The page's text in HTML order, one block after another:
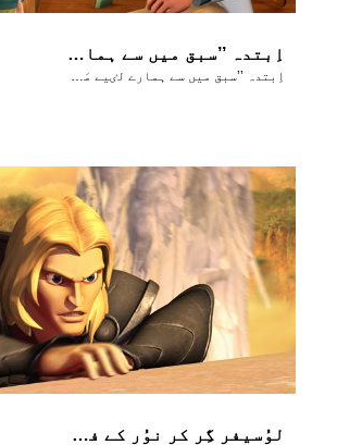
اِبتدہ ’’سبق میں سے ہمارے لٸیے مَسیح کی مُحبت کے پیغام کے مناظِر‘‘
اِبتدہ ’’سبق میں سے ہمارے لٸیے مَسیح کی مُحبت کے پیغام کے مناظِر‘‘
لوُسیفر گِر کر نوُر کے فرِشتے سے شیطان بن جاتا ہے